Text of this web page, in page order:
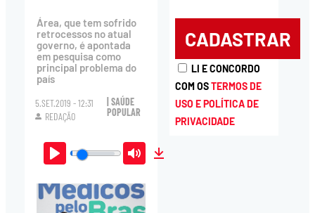
Área, que tem sofrido
retrocessos no atual
governo, é apontada
em pesquisa como
principal problema do
país
5.SET.2019 - 12:31
REDAÇÃO
| SAÚDE
POPULAR
Play Mute
LI E CONCORDO
COM OSTERMOS DE
USO E POLÍTICA DE
PRIVACIDADE